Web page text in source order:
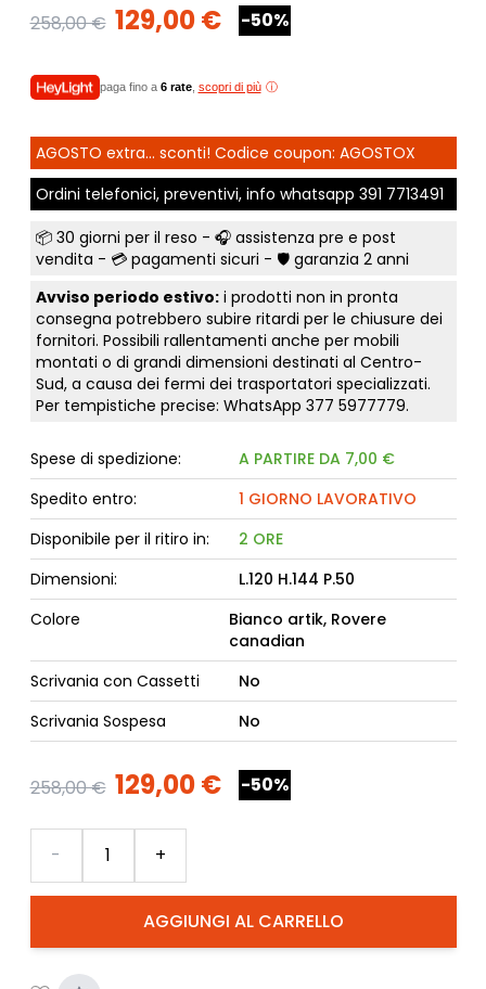
258,00 € 129,00 € -50%
paga fino a 6 rate, scopri di più
AGOSTO extra... sconti! Codice coupon: AGOSTOX
Ordini telefonici, preventivi, info whatsapp 391 7713491
📦 30 giorni per il reso - 🎧 assistenza pre e post
vendita - 💳 pagamenti sicuri - 🛡️ garanzia 2 anni
Avviso periodo estivo:i prodotti non in pronta
consegna potrebbero subire ritardi per le chiusure dei
fornitori. Possibili rallentamenti anche per mobili
montati o di grandi dimensioni destinati al Centro-
Sud, a causa dei fermi dei trasportatori specializzati.
Per tempistiche precise: WhatsApp 377 5977779.
Spese di spedizione:
A PARTIRE DA 7,00 €
Spedito entro:
1 GIORNO LAVORATIVO
Disponibile per il ritiro in:
2 ORE
Dimensioni:
L.120 H.144 P.50
Colore
Bianco artik, Rovere
canadian
Scrivania con Cassetti
No
Scrivania Sospesa
No
258,00 € 129,00 € -50%
AGGIUNGI AL CARRELLO
- +